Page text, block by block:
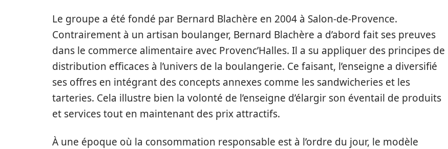
Le groupe a été fondé par Bernard Blachère en 2004 à Salon-de-Provence.
Contrairement à un artisan boulanger, Bernard Blachère a d’abord fait ses preuves
dans le commerce alimentaire avec Provenc’Halles. Il a su appliquer des principes de
distribution efficaces à l’univers de la boulangerie. Ce faisant, l’enseigne a diversifié
ses offres en intégrant des concepts annexes comme les sandwicheries et les
tarteries. Cela illustre bien la volonté de l’enseigne d’élargir son éventail de produits
et services tout en maintenant des prix attractifs.
À une époque où la consommation responsable est à l’ordre du jour, le modèle